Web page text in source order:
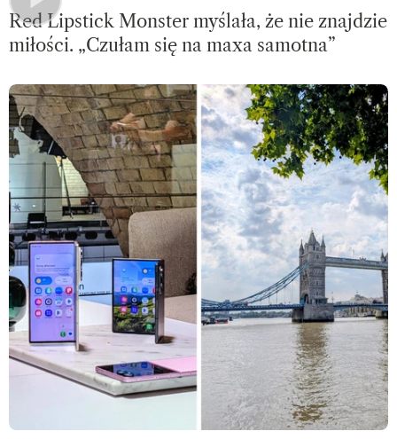
Red Lipstick Monster myślała, że nie znajdzie
miłości. „Czułam się na maxa samotna”